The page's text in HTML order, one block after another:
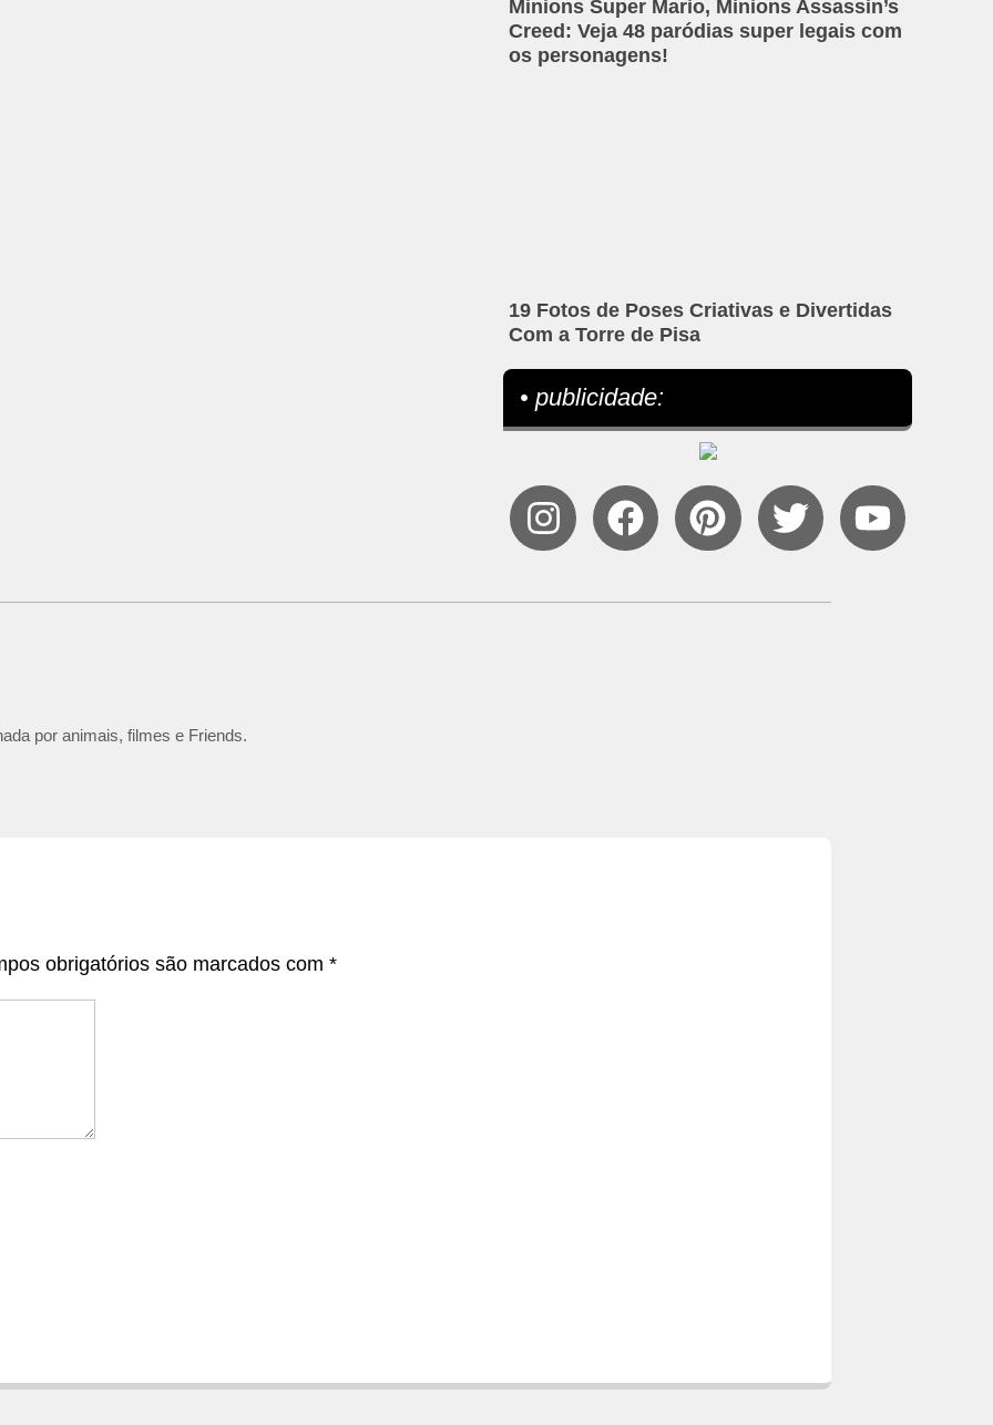
Minions Super Mario, Minions Assassin’s
Creed: Veja 48 paródias super legais com
os personagens!
19 Fotos de Poses Criativas e Divertidas
Com a Torre de Pisa
• publicidade:
por animais, filmes e Friends.
obrigatórios são marcados com *